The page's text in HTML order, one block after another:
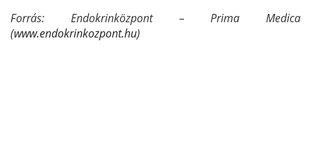
Forrás: Endokrinközpont – Prima Medica
(www.endokrinkozpont.hu)